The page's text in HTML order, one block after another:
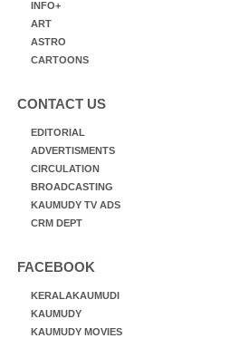
INFO+
ART
ASTRO
CARTOONS
CONTACT US
EDITORIAL
ADVERTISMENTS
CIRCULATION
BROADCASTING
KAUMUDY TV ADS
CRM DEPT
FACEBOOK
KERALAKAUMUDI
KAUMUDY
KAUMUDY MOVIES